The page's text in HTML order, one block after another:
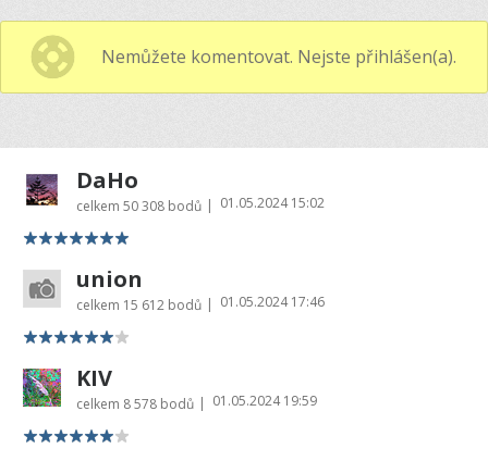
Nemůžete komentovat. Nejste přihlášen(a).
DaHo
celkem 50 308 bodů 01.05.2024 15:02
union
celkem 15 612 bodů 01.05.2024 17:46
KIV
celkem 8 578 bodů 01.05.2024 19:59